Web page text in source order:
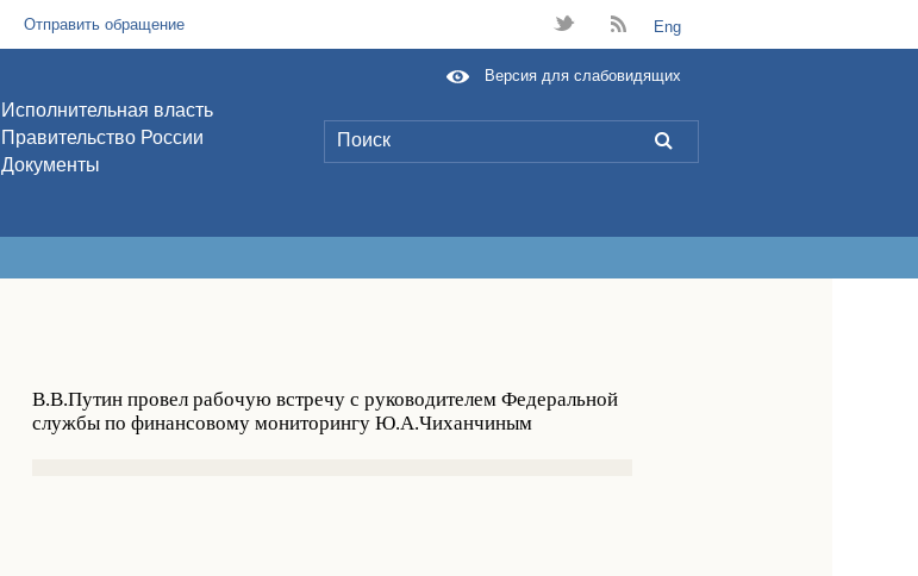
Отправить обращение t B Eng
Исполнительная власть
Правительство России
Документы
L
Версия для слабовидящих
В.В.Путин провел рабочую встречу с руководителем Федеральной
службы по финансовому мониторингу Ю.А.Чиханчиным